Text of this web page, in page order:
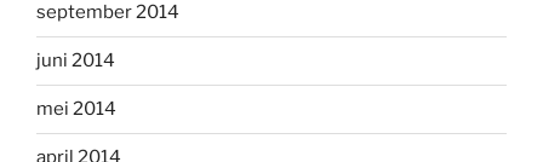
september 2014
juni 2014
mei 2014
april 2014